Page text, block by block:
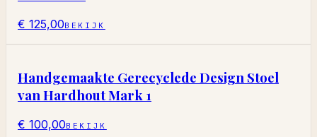
€ 125,00BEKIJK
Handgemaakte Gerecyclede Design Stoel
van Hardhout Mark 1
€ 100,00BEKIJK